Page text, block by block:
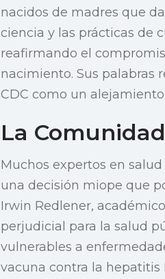
nacidos de madres que
ciencia y las prácticas de
reafirmando el
nacimiento. Sus palabras
CDC como un
La
Muchos expertos en
una decisión miope que
Irwin Redlener,
perjudicial para la salud
vulnerables a
vacuna contra la hepatitis